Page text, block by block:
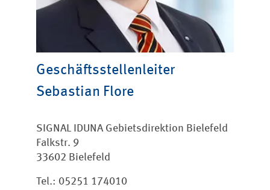
Geschäftsstellenleiter
Sebastian Flore
SIGNAL IDUNA Gebietsdirektion Bielefeld
Falkstr. 9
33602 Bielefeld
Tel.: 05251 174010